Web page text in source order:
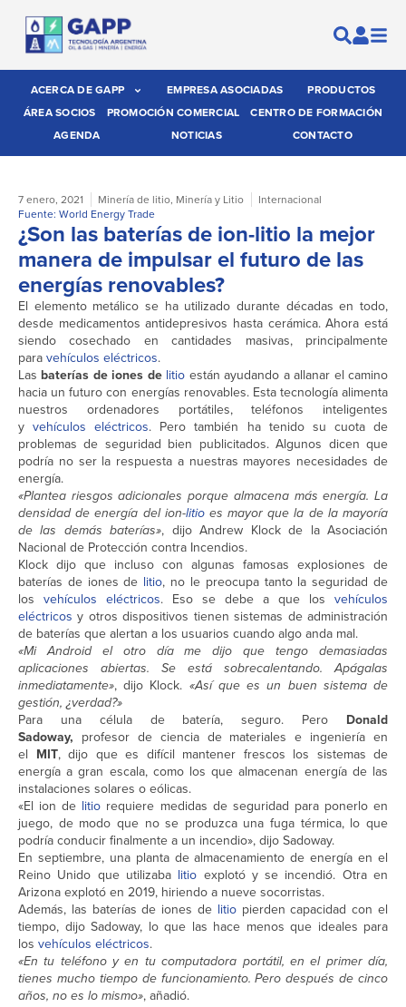
ACERCA DE GAPP EMPRESA ASOCIADAS
PRODUCTOS
ÁREA SOCIOS
PROMOCIÓN COMERCIAL
CENTRO DE FORMACIÓN
AGENDA
NOTICIAS CONTACTO
7 enero, 2021 Minería de litio, Minería y Litio
Internacional
Fuente: World Energy Trade
¿Son las baterías de ion-litio la mejor
manera de impulsar el futuro de las
energías renovables?
El elemento metálico se ha utilizado durante décadas en todo,
desde medicamentos antidepresivos hasta cerámica. Ahora está
siendo cosechado en cantidades masivas, principalmente
paravehículos eléctricos.
Las baterías de iones de litio están ayudando a allanar el camino
hacia un futuro con energías renovables. Esta tecnología alimenta
nuestros ordenadores portátiles, teléfonos inteligentes
yvehículos eléctricos. Pero también ha tenido su cuota de
problemas de seguridad bien publicitados. Algunos dicen que
podría no ser la respuesta a nuestras mayores necesidades de
energía.
«Plantea riesgos adicionales porque almacena más energía. La
densidad de energía del ion-litioes mayor que la de la mayoría
de las demás baterías», dijo Andrew Klock de la Asociación
Nacional de Protección contra Incendios.
Klock dijo que incluso con algunas famosas explosiones de
baterías de iones de litio, no le preocupa tanto la seguridad de
los vehículos eléctricos. Eso se debe a que los vehículos
eléctricos y otros dispositivos tienen sistemas de administración
de baterías que alertan a los usuarios cuando algo anda mal.
«Mi Android el otro día me dijo que tengo demasiadas
aplicaciones abiertas. Se está sobrecalentando. Apágalas
inmediatamente», dijo Klock. «Así que es un buen sistema de
gestión, ¿verdad?»
Para una célula de batería, seguro. Pero Donald
Sadoway, profesor de ciencia de materiales e ingeniería en
el MIT, dijo que es difícil mantener frescos los sistemas de
energía a gran escala, como los que almacenan energía de las
instalaciones solares o eólicas.
«El ion de litio requiere medidas de seguridad para ponerlo en
juego, de modo que no se produzca una fuga térmica, lo que
podría conducir finalmente a un incendio», dijo Sadoway.
En septiembre, una planta de almacenamiento de energía en el
Reino Unido que utilizaba litio explotó y se incendió. Otra en
Arizona explotó en 2019, hiriendo a nueve socorristas.
Además, las baterías de iones de litiopierden capacidad con el
tiempo, dijo Sadoway, lo que las hace menos que ideales para
los vehículos eléctricos.
«En tu teléfono y en tu computadora portátil, en el primer día,
tienes mucho tiempo de funcionamiento. Pero después de cinco
años, no es lo mismo», añadió.